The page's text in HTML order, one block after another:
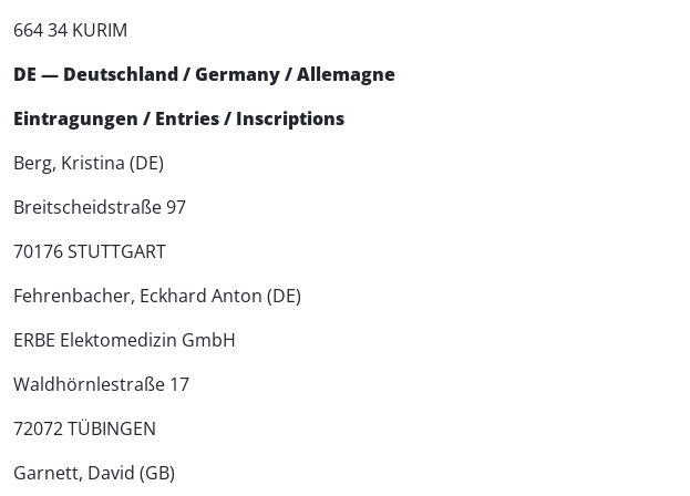
664 34 KURIM
DE — Deutschland / Germany / Allemagne
Eintragungen / Entries / Inscriptions
Berg, Kristina (DE)
Breitscheidstraße 97
70176 STUTTGART
Fehrenbacher, Eckhard Anton (DE)
ERBE Elektomedizin GmbH
Waldhörnlestraße 17
72072 TÜBINGEN
Garnett, David (GB)